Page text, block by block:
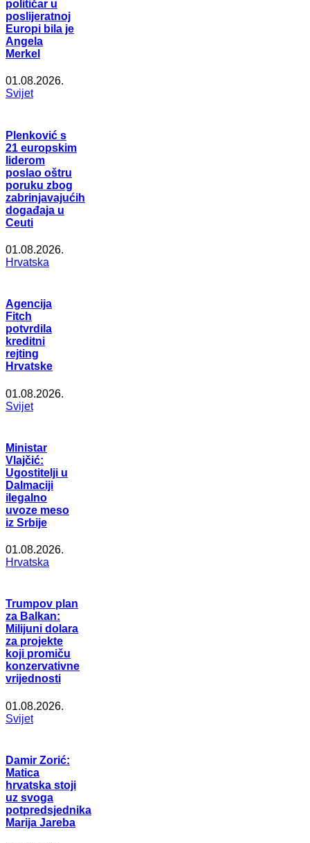
političar u
poslijeratnoj
Europi bila je
Angela
Merkel
01.08.2026.
Svijet
Plenković s
21 europskim
liderom
poslao oštru
poruku zbog
zabrinjavajućih
događaja u
Ceuti
01.08.2026.
Hrvatska
Agencija
Fitch
potvrdila
kreditni
rejting
Hrvatske
01.08.2026.
Svijet
Ministar
Vlajčić:
Ugostitelji u
Dalmaciji
ilegalno
uvoze meso
iz Srbije
01.08.2026.
Hrvatska
Trumpov plan
za Balkan:
Milijuni dolara
za projekte
koji promiču
konzervativne
vrijednosti
01.08.2026.
Svijet
Damir Zorić:
Matica
hrvatska stoji
uz svoga
potpredsjednika
Marija Jareba